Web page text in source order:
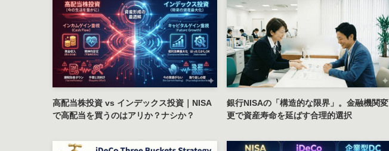
高配当株投資 vs インデックス投資｜NISA
で高配当を買うのはアリか？ナシか？
銀行NISAの「構造的な限界」。金融機関変
更で資産寿命を延ばす合理的選択